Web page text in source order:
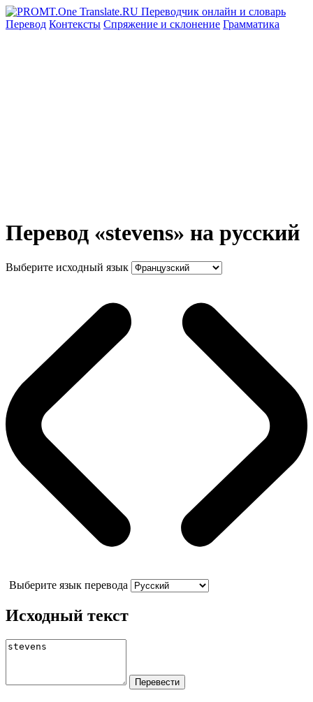
Перевод Контексты Спряжение и склонение Грамматика
Перевод «stevens» на русский
Выберите исходный язык
Выберите язык перевода
Исходный текст